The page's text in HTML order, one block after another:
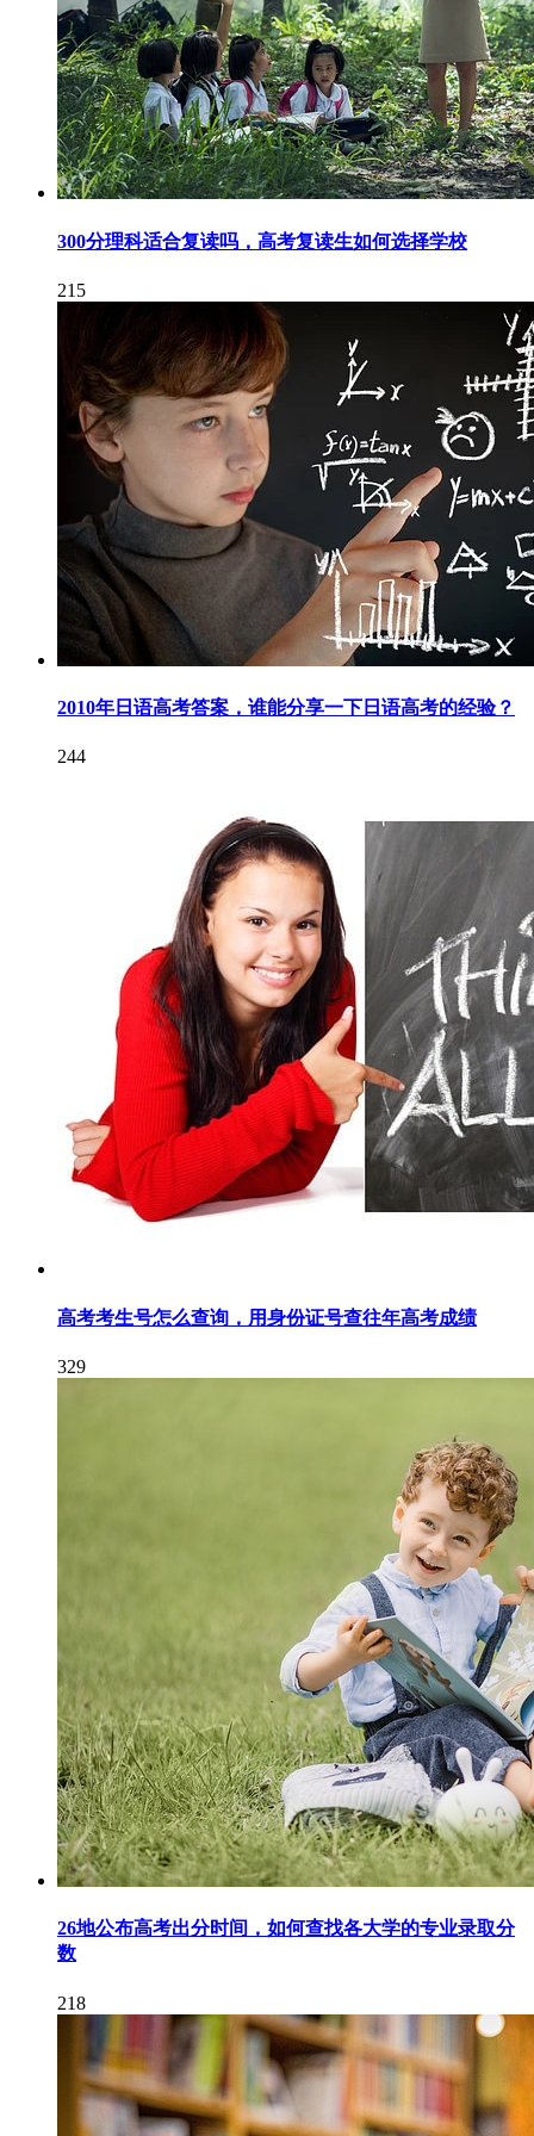
300分理科适合复读吗，高考复读生如何选择学校
215
2010年日语高考答案，谁能分享一下日语高考的经验？
244
高考考生号怎么查询，用身份证号查往年高考成绩
329
26地公布高考出分时间，如何查找各大学的专业录取分
数
218